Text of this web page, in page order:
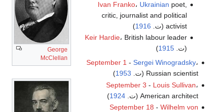
George
McClellan
Ivan Franko، Ukrainian poet,
critic, journalist and political
activist (ت.
1916
)
Keir Hardie، British labour leader
(ت. 1915
)
September 1 - Sergei Winogradsky،
Russian scientist (ت.
1953
)
September 3 - Louis Sullivan،
American architect (ت.
1924
)
September 18 - Wilhelm von